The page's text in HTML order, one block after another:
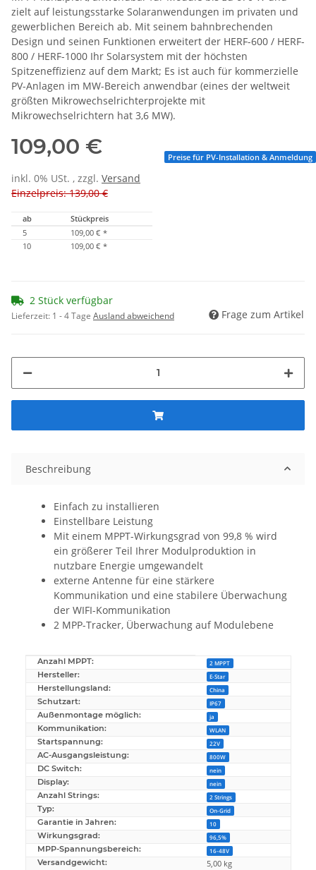
zielt auf leistungsstarke Solaranwendungen im privaten und
gewerblichen Bereich ab. Mit seinem bahnbrechenden
Design und seinen Funktionen erweitert der HERF-600 / HERF-
800 / HERF-1000 Ihr Solarsystem mit der höchsten
Spitzeneffizienz auf dem Markt; Es ist auch für kommerzielle
PV-Anlagen im MW-Bereich anwendbar (eines der weltweit
größten Mikrowechselrichterprojekte mit
Mikrowechselrichtern hat 3,6 MW).
109,00 €
inkl. 0% USt. , zzgl. Versand
Einzelpreis: 139,00 €
ab
Stückpreis
5
109,00 € *
10
109,00 € *
Preise für PV-Installation & Anmeldung
2 Stück verfügbar
Lieferzeit: 1 - 4 Tage Ausland abweichend Frage zum Artikel
Beschreibung
Einfach zu installieren
Einstellbare Leistung
Mit einem MPPT-Wirkungsgrad von 99,8 % wird
ein größerer Teil Ihrer Modulproduktion in
nutzbare Energie umgewandelt
externe Antenne für eine stärkere
Kommunikation und eine stabilere Überwachung
der WIFI-Kommunikation
2 MPP-Tracker, Überwachung auf Modulebene
Produkteigenschaft
Wert
Anzahl MPPT: 2 MPPT
Hersteller: E-Star
Herstellungsland: China
Schutzart: IP67
Außenmontage möglich: ja
Kommunikation: WLAN
Startspannung: 22V
AC-Ausgangsleistung: 800W
DC Switch: nein
Display: nein
Anzahl Strings: 2 Strings
Typ: On-Grid
Garantie in Jahren: 10
Wirkungsgrad: 96,5%
MPP-Spannungsbereich: 16-48V
Versandgewicht: 5,00 kg